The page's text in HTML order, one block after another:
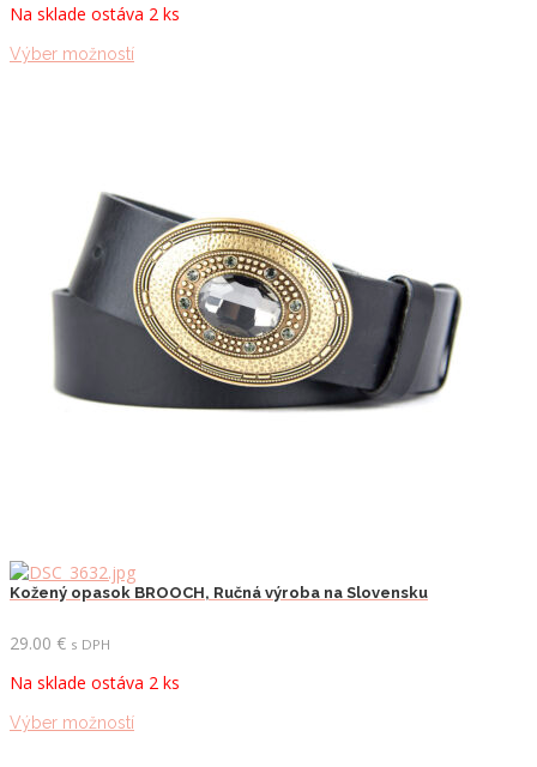
Na sklade ostáva 2 ks
Výber možnostíTento
môžete
vybrať
na
stránke
produktu.
Kožený opasok BROOCH, Ručná výroba na Slovensku
29.00 € s DPH
Na sklade ostáva 2 ks
Výber možnostíTento